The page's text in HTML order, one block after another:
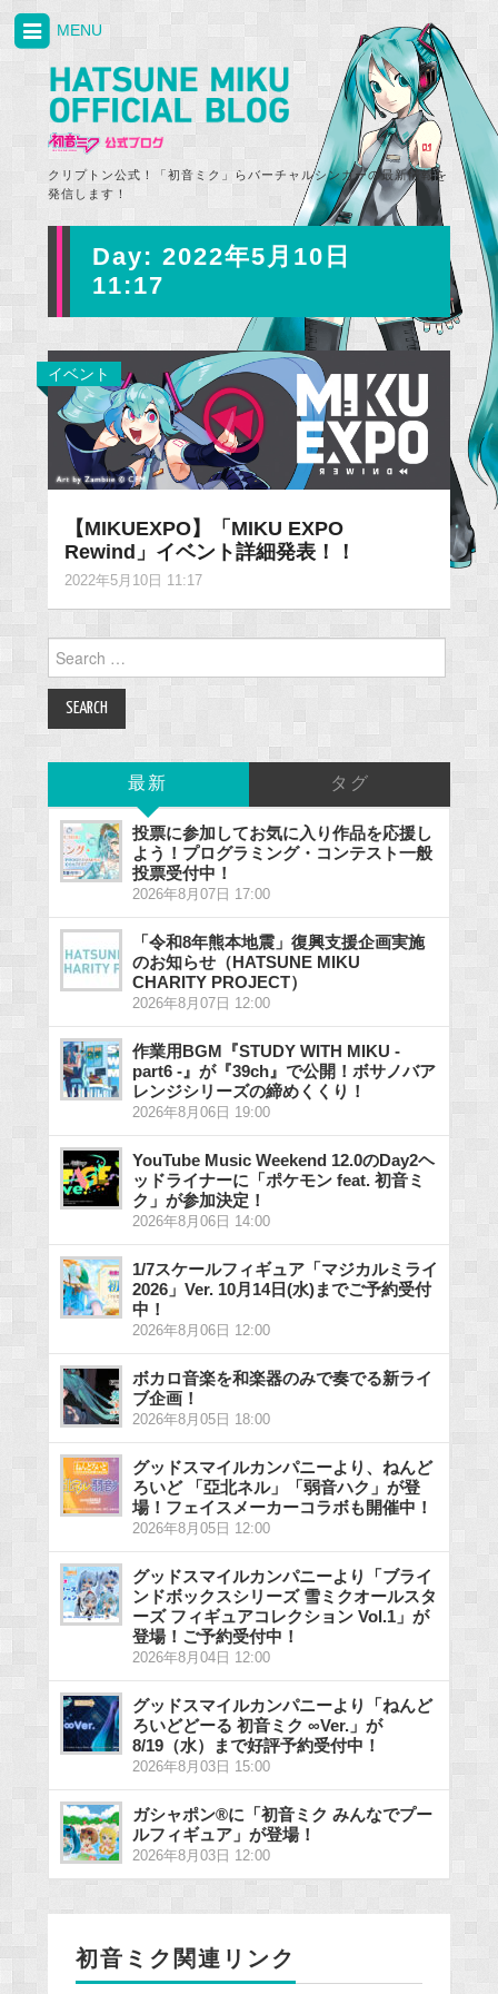
クリプトン公式！「初音ミク」らバーチャルシンガーの最新情報を
発信します！
MENU
Day: 2022年5月10日
11:17
イベント
【MIKUEXPO】「MIKU EXPO
Rewind」イベント詳細発表！！
2022年5月10日 11:17
for:
最新 タグ
投票に参加してお気に入り作品を応援し
よう！プログラミング・コンテスト一般
投票受付中！
2026年8月07日 17:00
「令和8年熊本地震」復興支援企画実施
のお知らせ（HATSUNE MIKU
CHARITY PROJECT）
2026年8月07日 12:00
作業用BGM『STUDY WITH MIKU -
part6 -』が『39ch』で公開！ボサノバア
レンジシリーズの締めくくり！
2026年8月06日 19:00
YouTube Music Weekend 12.0のDay2ヘ
ッドライナーに「ポケモン feat. 初音ミ
ク」が参加決定！
2026年8月06日 14:00
1/7スケールフィギュア「マジカルミライ
2026」Ver. 10月14日(水)までご予約受付
中！
2026年8月06日 12:00
ボカロ音楽を和楽器のみで奏でる新ライ
ブ企画！
2026年8月05日 18:00
グッドスマイルカンパニーより、ねんど
ろいど 「亞北ネル」「弱音ハク」が登
場！フェイスメーカーコラボも開催中！
2026年8月05日 12:00
グッドスマイルカンパニーより「ブライ
ンドボックスシリーズ 雪ミクオールスタ
ーズ フィギュアコレクション Vol.1」が
登場！ご予約受付中！
2026年8月04日 12:00
グッドスマイルカンパニーより「ねんど
ろいどどーる 初音ミク ∞Ver.」が
8/19（水）まで好評予約受付中！
2026年8月03日 15:00
ガシャポン®に「初音ミク みんなでプー
ルフィギュア」が登場！
2026年8月03日 12:00
初音ミク関連リンク